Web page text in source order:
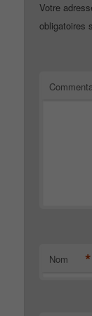
Votre
obligatoires
Nom *